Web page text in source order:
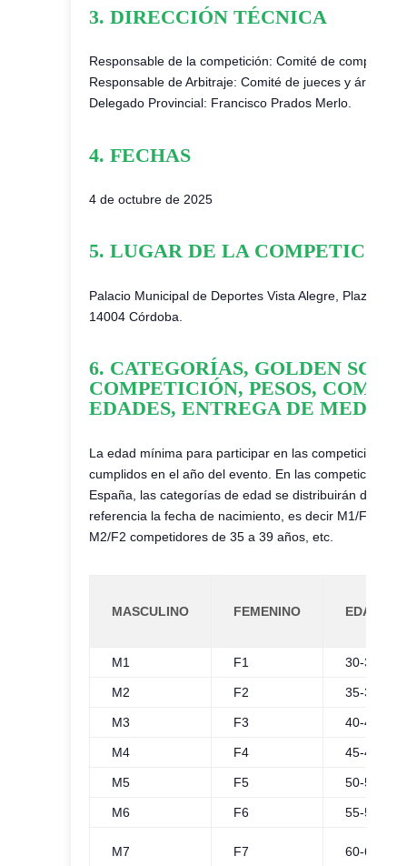
3. DIRECCIÓN TÉCNICA
Responsable de la competición: Comité de
Responsable de Arbitraje: Comité de jueces y árbitros.
Delegado Provincial: Francisco Prados Merlo.
4. FECHAS
4 de octubre de 2025
5. LUGAR DE LA COMPETICIÓN
Palacio Municipal de Deportes Vista Alegre, Plaza de
14004 Córdoba.
6. CATEGORÍAS, GOLDEN
COMPETICIÓN, PESOS,
EDADES, ENTREGA DE
La edad mínima para participar en las competiciones
cumplidos en el año del evento. En las competiciones
España, las categorías de edad se distribuirán de
referencia la fecha de nacimiento, es decir M1/F1
M2/F2 competidores de 35 a 39 años, etc.
MASCULINO FEMENINO EDADES
M1 F1 30-34
M2 F2 35-39
M3 F3 40-44
M4 F4 45-49
M5 F5 50-54
M6 F6 55-59
M7 F7 60-64